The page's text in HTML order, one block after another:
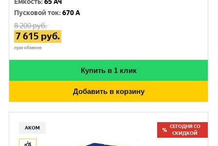
Емкость:65 Ач
Пусковой ток:670 A
8 200руб.
7 615 руб.
при обмене
Купить в 1 клик
Добавить в корзину
АКОМ
СЕГОДНЯ СО
СКИДКОЙ